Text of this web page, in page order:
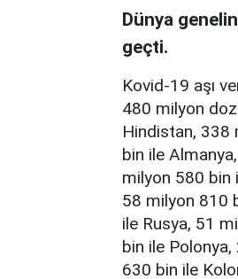
Dünya
geçti.
Kovid-19 aşı
480 milyon
Hindistan, 338
bin ile
milyon 580 bin
58 milyon 810
ile Rusya, 51
bin ile
630 bin ile